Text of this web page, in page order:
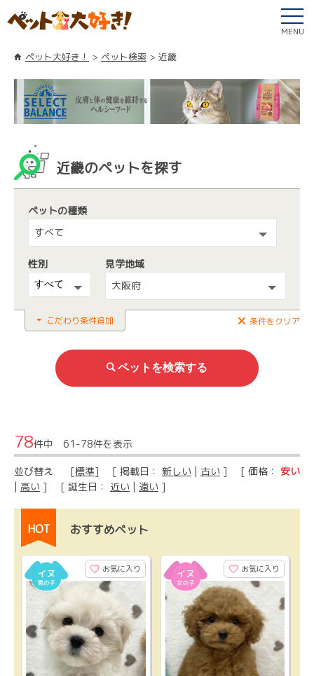
MENU
ペット大好き！ ペット検索 近畿
近畿のペットを探す
ペットの種類
すべて
性別
見学地域
大阪府
こだわり条件追加 条件をクリア
78件中 61-78件を表示
並び替え [標準] [ 掲載日： 新しい | 古い ] [ 価格： 安い
| 高い ] [ 誕生日： 近い | 遠い ]
HOT おすすめペット
お気に入り お気に入り